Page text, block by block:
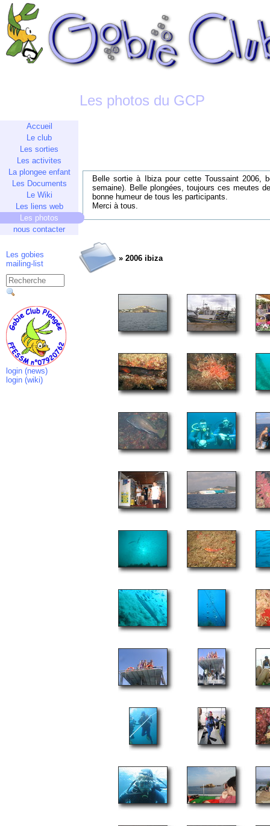
Les photos du GCP
Accueil
Le club
Les sorties
Les activites
La plongee enfant
Les Documents
Le Wiki
Les liens web
Les photos
nous contacter
Les gobies
mailing-list
login (news)
login (wiki)
Belle sortie à Ibiza pour cette Toussaint 2006,
semaine). Belle plongées, toujours ces meutes
bonne humeur de tous les participants.
Merci à tous.
» 2006 ibiza